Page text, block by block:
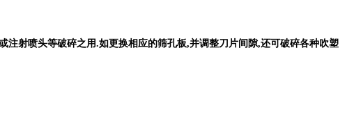
射喷头等破碎之用.如更换相应的筛孔板,并调整刀片间隙,还可破碎各种吹塑